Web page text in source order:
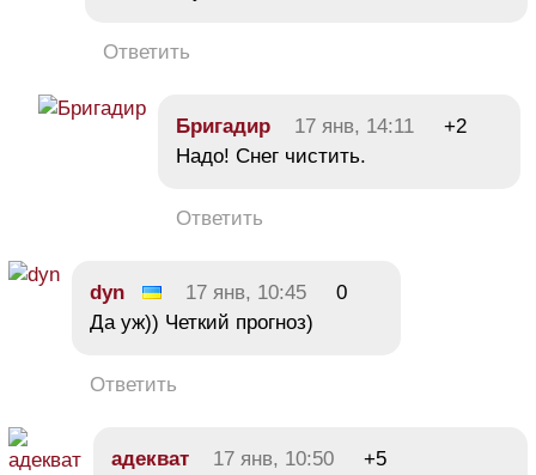
Ответить
Бригадир 17 янв, 14:11
+2
Надо! Снег чистить.
Ответить
dyn 17 янв, 10:45
0
Да уж)) Четкий прогноз)
Ответить
адекват 17 янв, 10:50
+5